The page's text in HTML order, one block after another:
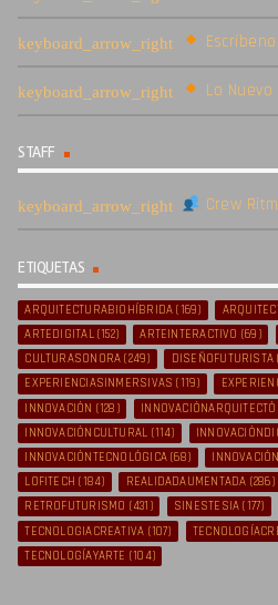
Lo Nuevo
STAFF
Crew
ETIQUETAS
ARQUITECTURABIOHÍBRIDA (169)
ARTEDIGITAL(152) ARTEINTERACTIVO (69)
CULTURASONORA (249) DISEÑOFUTURISTA
EXPERIENCIASINMERSIVAS (119)
INNOVACIÓN (128)
INNOVACIÓNCULTURAL (114)
INNOVACIÓNTECNOLÓGICA (68)
LOFITECH (184) REALIDADAUMENTADA (286)
RETROFUTURISMO (431) SINESTESIA (177)
TECNOLOGIACREATIVA (107)
TECNOLOGÍAYARTE (104)